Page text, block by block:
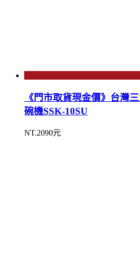
《門市取貨現金價》台灣
碗機SSK-10SU
NT.2090元